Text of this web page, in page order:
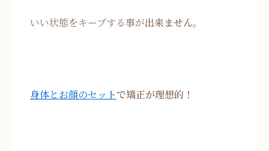
いい状態をキープする事が出来ません。
身体とお顔のセットで矯正が理想的！